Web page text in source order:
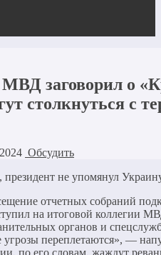
заговорил о
столкнуться с
Обсудить
президент не упомянул
отчетных собраний
на итоговой коллегии
органов и
переплетаются», —
по его словам, жаждут